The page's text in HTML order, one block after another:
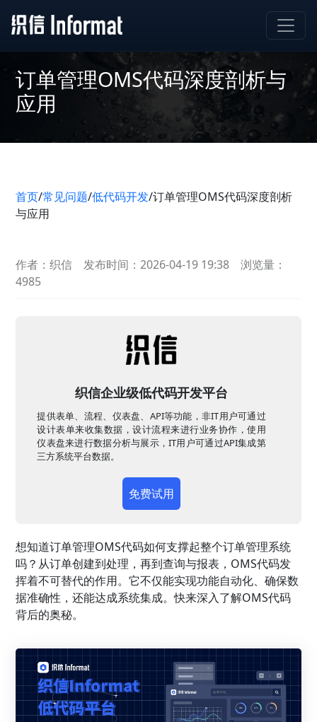
订单管理OMS代码深度剖析与
应用
首页/常见问题/低代码开发/订单管理OMS代码深度剖析
与应用
作者：织信 发布时间：2026-04-19 19:38
浏览量：
4985
织信企业级低代码开发平台
提供表单、流程、仪表盘、API等功能，非IT用户可通过
设计表单来收集数据，设计流程来进行业务协作，使用
仪表盘来进行数据分析与展示，IT用户可通过API集成第
三方系统平台数据。
免费试用
想知道订单管理OMS代码如何支撑起整个订单管理系统
吗？从订单创建到处理，再到查询与报表，OMS代码发
挥着不可替代的作用。它不仅能实现功能自动化、确保数
据准确性，还能达成系统集成。快来深入了解OMS代码
背后的奥秘。